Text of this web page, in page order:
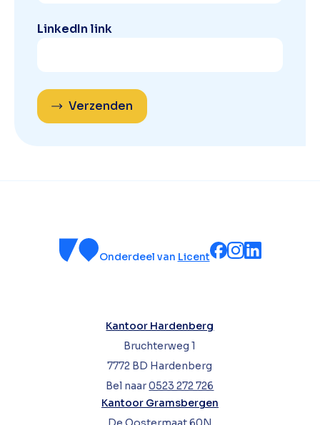
LinkedIn link
Verzenden
Onderdeel van Licent
Kantoor Hardenberg
Bruchterweg 1
7772 BD Hardenberg
Bel naar0523 272 726
Kantoor Gramsbergen